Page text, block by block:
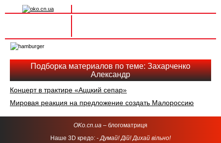
navigation
Подборка материалов по теме: Захарченко
Александр
Концерт в трактире «Аццкий сепар»
Мировая реакция на предложение создать Малороссию
OKo.cn.ua – блогоматриця
Наше 3D кредо: -Думай! Дій! Дихай вільно!